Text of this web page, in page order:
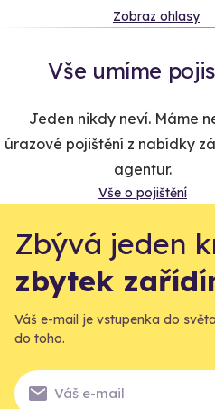
Zobraz ohlasy
Vše umíme
Jeden nikdy neví. Máme
úrazové pojištění z nabídky
agentur.
Vše o pojištění
Zbývá jeden
zbytek
Váš e-mail je vstupenka do
do toho.